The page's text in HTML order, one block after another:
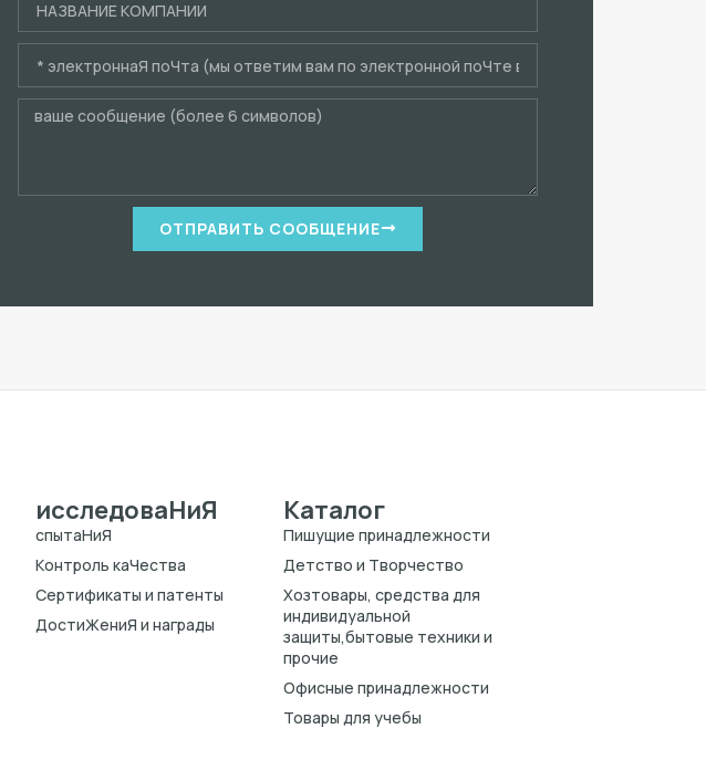
ОТПРАВИТЬ СООБЩЕНИЕ
исследоваHиЯ
спытаHиЯ
Kонтроль каЧества
Cертификаты и патенты
ДостиЖениЯ и награды
Каталог
Пишущие принадлежности
Детство и Творчество
Хозтовары, средства для
индивидуальной
защиты,бытовые техники и
прочие
Офисные принадлежности
Товары для учебы